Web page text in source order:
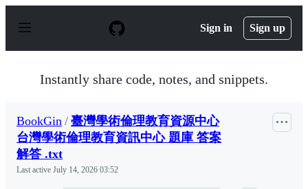
p
Sign in Sign up
Instantly share code, notes, and snippets.
BookGin / 臺灣學術倫理教育資源中心
台灣學術倫理教育資訊中心 題庫 答案
解答 .txt
Last active July 14, 2026 03:52